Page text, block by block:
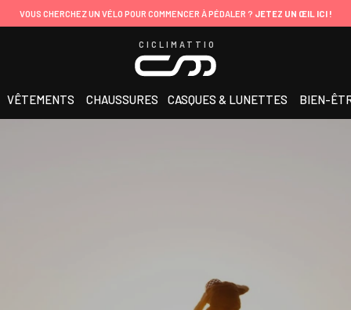
VOUS CHERCHEZ UN VÉLO POUR COMMENCER À PÉDALER ? JETEZ UN ŒIL ICI !
CICLIMATTIO
VÊTEMENTS CHAUSSURES CASQUES & LUNETTES BIEN-